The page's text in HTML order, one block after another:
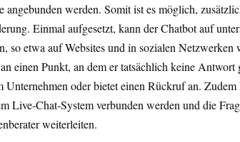
angebunden werden. Somit ist es möglich,
Einmal aufgesetzt, kann der Chatbot auf
so etwa auf Websites und in sozialen Netzwerken
einen Punkt, an dem er tatsächlich keine Antwort
Unternehmen oder bietet einen Rückruf an. Zudem
Live-Chat-System verbunden werden und die
weiterleiten.